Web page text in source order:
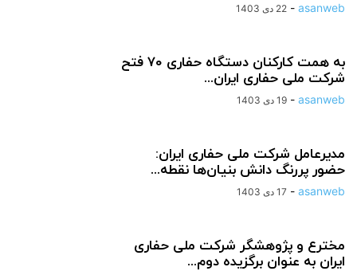
asanweb
- 22 دی 1403
به همت کارکنان دستگاه حفاری ۷۰ فتح
شرکت ملی حفاری ایران...
asanweb
- 19 دی 1403
مدیرعامل شرکت ملی حفاری ایران:
حضور پررنگ دانش بنیان‌ها نقطه...
asanweb
- 17 دی 1403
مخترع و پژوهشگر شرکت ملی حفاری
ایران به عنوان برگزیده دوم...